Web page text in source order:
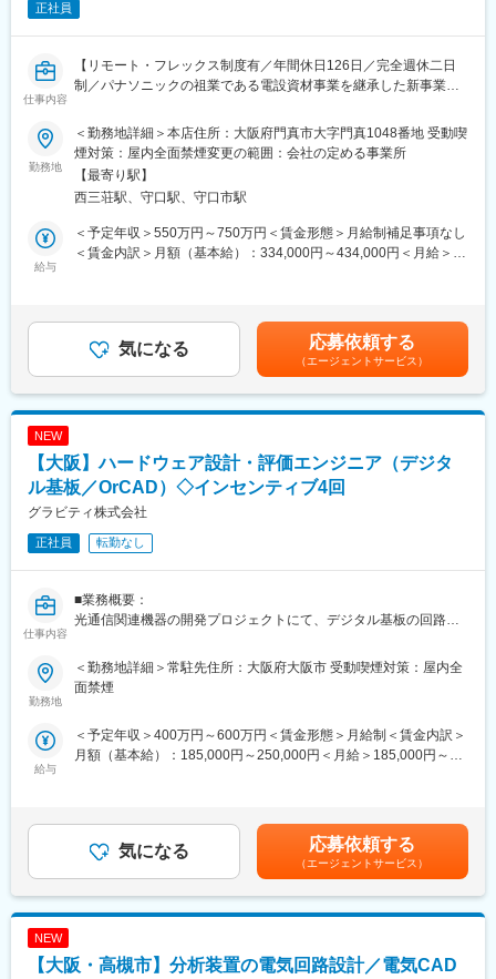
ション及び電材＆エネルギー事業の成長に貢献する
《通信基盤技術課（ハード）》
通信技術をタイムリーに提供することにより、PEW社ソリューシ
ョン及び電材＆エネルギー事業の成長に貢献する
■募集背景：
ソリューションを創造するにあたり、技術開発のスピード・質の
向上が急務です。
■職場の雰囲気：
・多様なバックグラウンドを持った技術者が、フラットに意見を
・業務スタイルも在宅勤務併用が可能で自由度が高く、また新し
■キャリアパス：
・様々な職務を経験いただいて、総合的なスキルを身につけられ
るキャリアパスを用意しています。
るR＆D部門があり、またより商品に近い事業部門への異動もござ
います。
正社員
仕事内容
【リモート・フレックス制度有／年間休日126日／完全週休二日
制／パナソニックの祖業である電設資材事業を継承した新事業会
■職務内容：
商品構想段階の先行ハード開発の実施、および、ハード開発プロ
セスの改善を主にご担当いただきます。
【対象製品】
AiSEG、マンションインターホン、工場向け電力計測器等、AI、
・構想検討：商品企画と協力し、どのような新たな設備機器を世
に生み出すべきか検討いただき、商品化に向けて性能や信頼性等
で技術課題になりそうな点を抽出いただきます。
あれば、OKとなる解決手段を追加で検討いただきます。成果を
BUに引き渡します。
・テーマ管理：上記の検討をチームメンバーで推進するにあたっ
IoT基盤とAI応用を核に、設備の価値向上と開発プロセス革新を推
進することで、国内外の設備商材およびソリューションをタイム
●ハード基盤開発課のミッション
する
討を担っています。設備商材は特に信頼性の高いハード開発が鍵
となっており、それを踏まえた上で、IoT、AIの流行に伴うコンポ
の多様化と高度化への対応を進めております。そのため、ハード
開発の革新、効率化を図り、モノづくりの発展を主導できる組込
・ワークスタイル（出社/e-work）は上司と相談しながら出社率を
勤務地
＜勤務地詳細＞本店住所：大阪府門真市大字門真1048番地 受動喫
煙対策：屋内全面禁煙変更の範囲：会社の定める事業所
【最寄り駅】
西三荘駅、守口駅、守口市駅
給与
＜予定年収＞550万円～750万円＜賃金形態＞月給制補足事項なし
＜賃金内訳＞月額（基本給）：334,000円～434,000円＜月給＞
までも目安の金額であり、選考を通じて上下する可能性がありま
す。月給(月額)は固定手当を含めた表記です。
気になる 応募依頼する
（エージェントサービス）
NEW
【大阪】ハードウェア設計・評価エンジニア（デジタ
ル基板／OrCAD）◇インセンティブ4回
グラビティ株式会社
正社員 転勤なし
仕事内容
■業務概要：
光通信関連機器の開発プロジェクトにて、デジタル基板の回路設
当初は設計検証（評価）が中心となりますが、将来的には設計～
量産までの一連のハードウェア開発プロセスに携わっていただく
あり、単独で常駐する働き方ではありません。チームメンバーと
の連携も密で、日常的に相談や協力がしやすい雰囲気です。
■補足情報
・増員の背景：想定外の開発案件の発生により、まず評価業務で
即戦力となる方を急募しています
・勤務環境：現場は穏やかな雰囲気で、話しやすいメンバーが揃
・働き方：スケジュールはタイトになる見込みですが、残業は遅
勤務地
＜勤務地詳細＞常駐先住所：大阪府大阪市 受動喫煙対策：屋内全
面禁煙
給与
＜予定年収＞400万円～600万円＜賃金形態＞月給制＜賃金内訳＞
月額（基本給）：185,000円～250,000円＜月給＞185,000円～
回、インセンティブ4回）賃金はあくまでも目安の金額であり、選
考を通じて上下する可能性があります。月給(月額)は固定手当を含
めた表記です。
気になる 応募依頼する
（エージェントサービス）
NEW
【大阪・高槻市】分析装置の電気回路設計／電気CAD